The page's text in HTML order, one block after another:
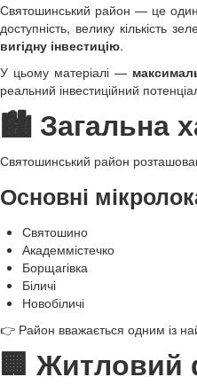
Святошинський район — це один
доступність, велику кількість
вигідну інвестицію.
У цьому матеріалі —
реальний інвестиційний
🏙️ Загальна
Святошинський район
Основні
Святошино
Академмістечко
Борщагівка
Біличі
Новобіличі
👉 Район вважається одним із
🏢 Житловий